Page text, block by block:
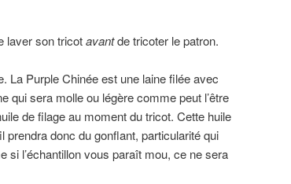
laver son tricotavantde tricoter le patron.
La Purple Chinée est une laine filée avec
qui sera molle ou légère comme peut l’être
de filage au moment du tricot. Cette huile
donc du gonflant, particularité qui
l’échantillon vous paraît mou, ce ne sera